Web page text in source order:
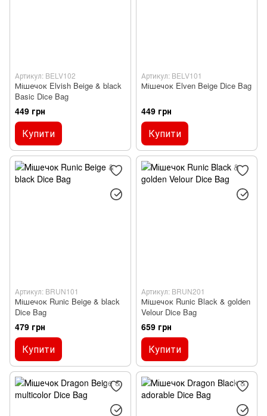
Артикул: BELV102
Мішечок Elvish Beige & black
Basic Dice Bag
449 грн
Купити
Артикул: BELV101
Мішечок Elven Beige Dice Bag
449 грн
Купити
Артикул: BRUN101
Мішечок Runic Beige & black
Dice Bag
479 грн
Купити
Артикул: BRUN201
Мішечок Runic Black & golden
Velour Dice Bag
659 грн
Купити